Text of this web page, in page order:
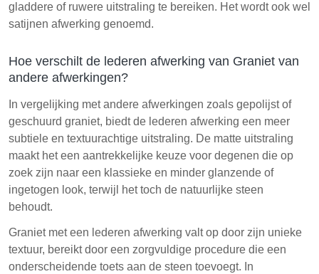
gladdere of ruwere uitstraling te bereiken. Het wordt ook wel
satijnen afwerking genoemd.
Hoe verschilt de lederen afwerking van Graniet van
andere afwerkingen?
In vergelijking met andere afwerkingen zoals gepolijst of
geschuurd graniet, biedt de lederen afwerking een meer
subtiele en textuurachtige uitstraling. De matte uitstraling
maakt het een aantrekkelijke keuze voor degenen die op
zoek zijn naar een klassieke en minder glanzende of
ingetogen look, terwijl het toch de natuurlijke steen
behoudt.
Graniet met een lederen afwerking valt op door zijn unieke
textuur, bereikt door een zorgvuldige procedure die een
onderscheidende toets aan de steen toevoegt. In